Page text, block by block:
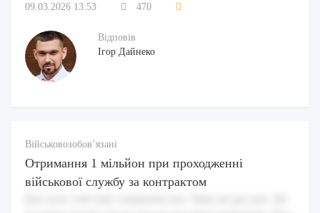
09.03.2026 13:53 470
Відповів
Ігор Дайнеко
Військовозобов’язані
Отримання 1 мільйон при проходженні
військової службу за контрактом